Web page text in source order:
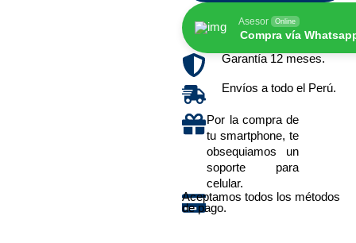
cantidad
Asesor Online
Compra vía
Garantía 12 meses.
Envíos a todo el Perú.
Por la compra de
tu smartphone, te
obsequiamos un
soporte para
celular.
Aceptamos todos los métodos
de pago.